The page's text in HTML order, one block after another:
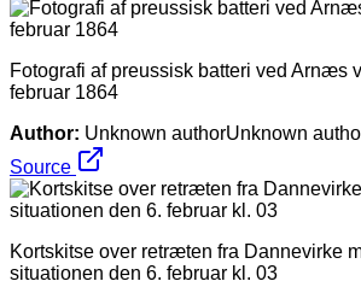
Fotografi af preussisk batteri ved Arnæs
februar 1864
Author: Unknown authorUnknown
Source
Kortskitse over retræten fra Dannevirke
situationen den 6. februar kl. 03